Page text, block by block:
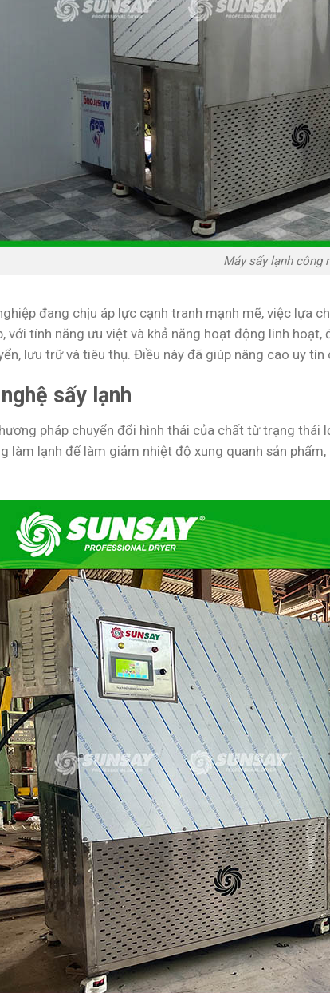
Máy sấy lạnh công
đang chịu áp lực cạnh tranh mạnh mẽ, việc lựa
với tính năng ưu việt và khả năng hoạt động linh
lưu trữ và tiêu thụ. Điều này đã giúp nâng cao uy
sấy lạnh
pháp chuyển đổi hình thái của chất từ trạng
làm lạnh để làm giảm nhiệt độ xung quanh sản